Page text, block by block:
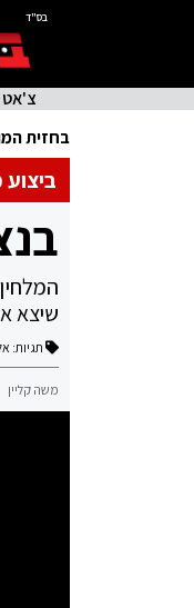
בס"ד
צ'אט
בחזית
שיצא
תגיות:
משה קליין